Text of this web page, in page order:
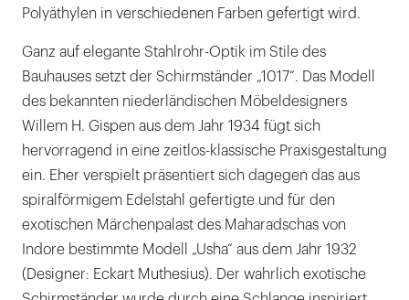
Polyäthylen in verschiedenen Farben gefertigt wird.
Ganz auf elegante Stahlrohr-Optik im Stile des
Bauhauses setzt der Schirmständer „1017“. Das Modell
des bekannten niederländischen Möbeldesigners
Willem H. Gispen aus dem Jahr 1934 fügt sich
hervorragend in eine zeitlos-klassische Praxisgestaltung
ein. Eher verspielt präsentiert sich dagegen das aus
spiralförmigem Edelstahl gefertigte und für den
exotischen Märchenpalast des Maharadschas von
Indore bestimmte Modell „Usha“ aus dem Jahr 1932
(Designer: Eckart Muthesius). Der wahrlich exotische